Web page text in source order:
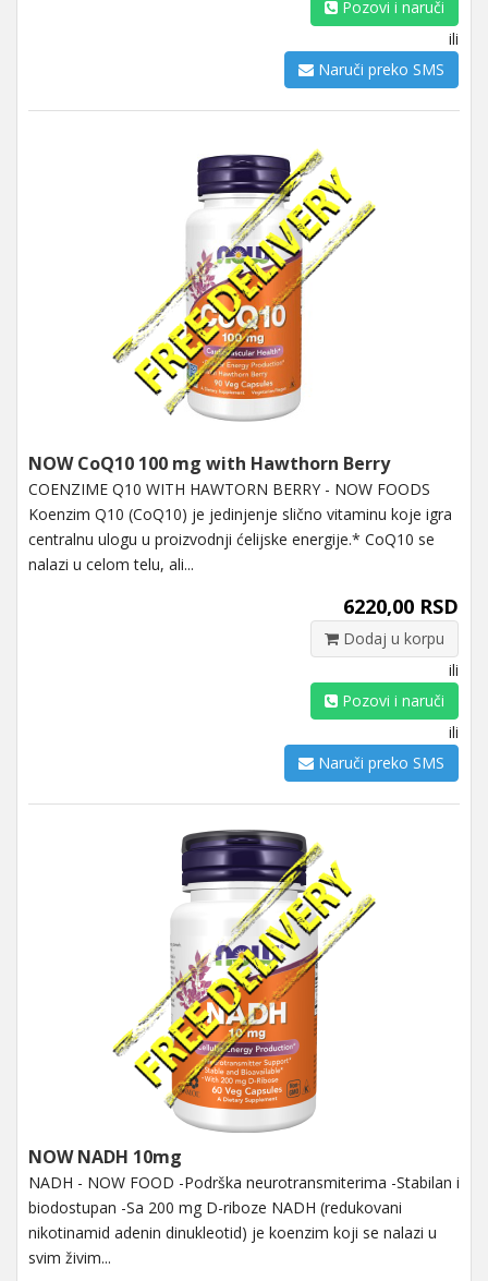
Pozovi i naruči
ili
Naruči preko SMS
NOW CoQ10 100 mg with Hawthorn Berry
COENZIME Q10 WITH HAWTORN BERRY - NOW FOODS
Koenzim Q10 (CoQ10) je jedinjenje slično vitaminu koje igra
centralnu ulogu u proizvodnji ćelijske energije.* CoQ10 se
nalazi u celom telu, ali...
6220,00 RSD
Dodaj u korpu
ili
Pozovi i naruči
ili
Naruči preko SMS
NOW NADH 10mg
NADH - NOW FOOD -Podrška neurotransmiterima -Stabilan i
biodostupan -Sa 200 mg D-riboze NADH (redukovani
nikotinamid adenin dinukleotid) je koenzim koji se nalazi u
svim živim...